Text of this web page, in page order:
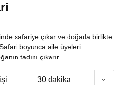
safariye çıkar ve doğada birlikte
boyunca aile üyeleri
tadını çıkarır.
30 dakika